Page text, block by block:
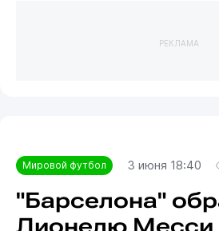
РЕКЛАМА
Мировой футбол 3 июня 18:40
"Барселона"